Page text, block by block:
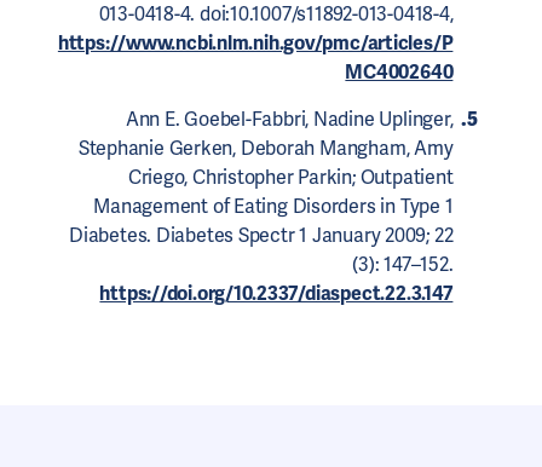
013-0418-4. doi:10.1007/s11892-013-0418-4,
https://www.ncbi.nlm.nih.gov/pmc/articles/P
MC4002640
Ann E. Goebel-Fabbri, Nadine Uplinger,
Stephanie Gerken, Deborah Mangham, Amy
Criego, Christopher Parkin; Outpatient
Management of Eating Disorders in Type 1
Diabetes. Diabetes Spectr 1 January 2009; 22
(3): 147–152.
https://doi.org/10.2337/diaspect.22.3.147